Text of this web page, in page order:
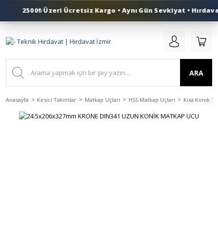
0 (553) 324 41 50
ARA
Anasayfa Kesici Takımlar Matkap Uçları HSS Matkap Uçları Kısa Konik
2500₺ Üzeri Ücretsiz Kargo • Aynı Gün Sevkiyat •